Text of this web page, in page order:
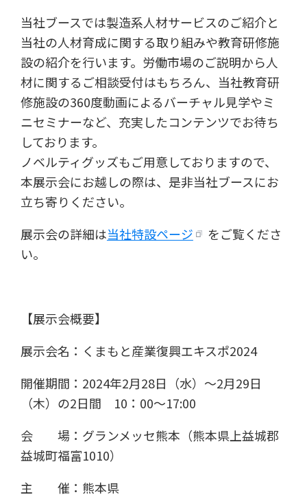
当社ブースでは製造系人材サービスのご紹介と
当社の人材育成に関する取り組みや教育研修施
設の紹介を行います。労働市場のご説明から人
材に関するご相談受付はもちろん、当社教育研
修施設の360度動画によるバーチャル見学やミ
ニセミナーなど、充実したコンテンツでお待ち
しております。
ノベルティグッズもご用意しておりますので、
本展示会にお越しの際は、是非当社ブースにお
立ち寄りください。
展示会の詳細は当社特設ページ
をご覧くださ
い。
【展示会概要】
展示会名：くまもと産業復興エキスポ2024
開催期間：2024年2月28日（水）〜2月29日
（木）の2日間 10：00〜17:00
会 場：グランメッセ熊本（熊本県上益城郡
益城町福富1010）
主 催：熊本県